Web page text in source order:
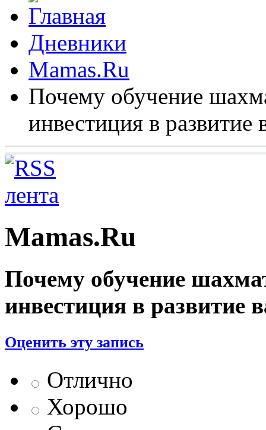
Дневники
Mamas.Ru
Почему обучение
инвестиция в развитие
Mamas.Ru
Почему обучение
инвестиция в развитие
Оценить эту запись
Отлично
Хорошо